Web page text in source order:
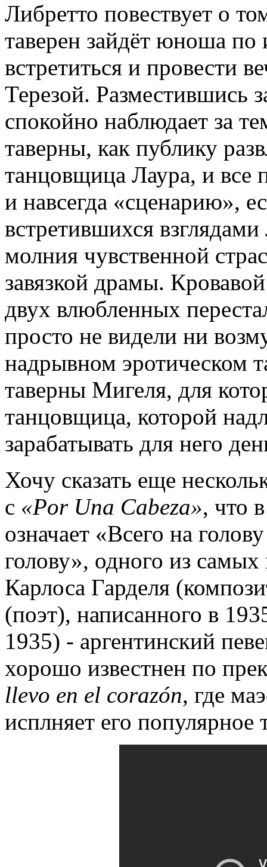
Либретто повествует о
таверен зайдёт юноша
встретиться и провести
Терезой. Разместившись
спокойно наблюдает за
таверны, как публику
танцовщица Лаура, и все
и навсегда «сценарию»,
встретившихся
молния чувственной
завязкой драмы.
двух влюбленных
просто не видели ни
надрывном эротическом
таверны Мигеля, для
танцовщица, которой
зарабатывать для него
Хочу сказать еще
с «Por Una Cabeza», что
означает «Всего на
голову», одного из
Карлоса Гарделя
(поэт), написанного в
1935) - аргентинский
хорошо известнен по
llevo en el corazón, где
исплняет его популярное